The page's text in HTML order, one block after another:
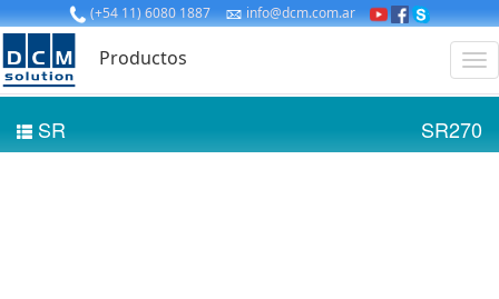
(+54 11) 6080 1887 info@dcm.com.ar
Productos
SR SR270